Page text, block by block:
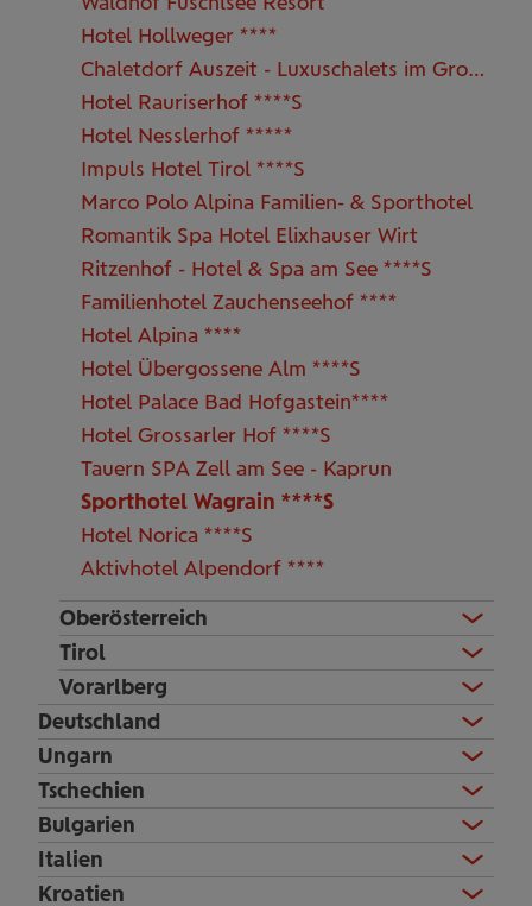
Hotel Hollweger ****
Chaletdorf Auszeit - Luxuschalets im Großarltal
Hotel Rauriserhof ****S
Hotel Nesslerhof *****
Impuls Hotel Tirol ****S
Marco Polo Alpina Familien- & Sporthotel
Romantik Spa Hotel Elixhauser Wirt
Ritzenhof - Hotel & Spa am See ****S
Familienhotel Zauchenseehof ****
Hotel Alpina ****
Hotel Übergossene Alm ****S
Hotel Palace Bad Hofgastein****
Hotel Grossarler Hof ****S
Tauern SPA Zell am See - Kaprun
Sporthotel Wagrain ****S
Hotel Norica ****S
Aktivhotel Alpendorf ****
Oberösterreich
Tirol
Vorarlberg
Deutschland
Ungarn
Tschechien
Bulgarien
Italien
Kroatien